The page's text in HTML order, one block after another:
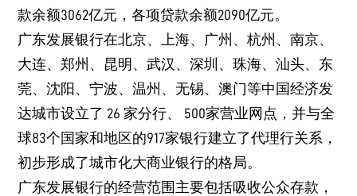
款余额3062亿元，各项贷款余额2090亿元。
广东发展银行在北京、上海、广州、杭州、南京、
大连、郑州、昆明、武汉、深圳、珠海、汕头、东
莞、沈阳、宁波、温州、无锡、澳门等中国经济发
达城市设立了 26 家分行、 500家营业网点，并与全
球83个国家和地区的917家银行建立了代理行关系，
初步形成了城市化大商业银行的格局。
广东发展银行的经营范围主要包括吸收公众存款，